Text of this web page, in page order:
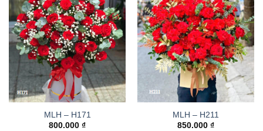
MLH – H171
800.000 ₫
MLH – H211
850.000 ₫